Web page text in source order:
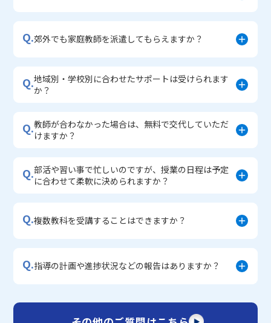
Q.郊外でも家庭教師を派遣してもらえますか？
Q.地域別・学校別に合わせたサポートは受けられます
か？
Q.教師が合わなかった場合は、無料で交代していただ
けますか？
Q.部活や習い事で忙しいのですが、授業の日程は予定
に合わせて柔軟に決められますか？
Q.複数教科を受講することはできますか？
Q.指導の計画や進捗状況などの報告はありますか？